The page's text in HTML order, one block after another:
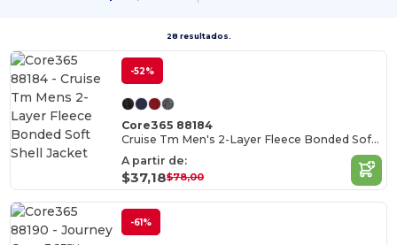
28 resultados.
-52%
Core365 88184
Cruise Tm Men's 2-Layer Fleece Bonded Soft Shell Jacket
A partir de:
$37,18$78,00
-61%